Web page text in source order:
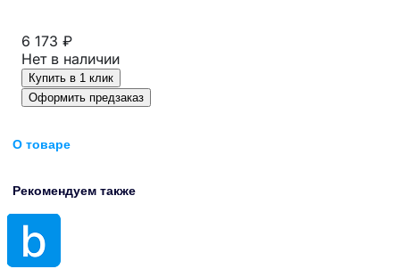
6 173 ₽
Нет в наличии
Купить в 1 клик
Оформить предзаказ
О товаре
Рекомендуем также